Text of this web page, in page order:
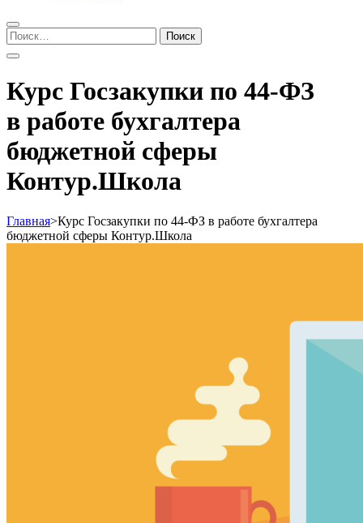
Найти:
Курс Госзакупки по 44‑ФЗ
в работе бухгалтера
бюджетной сферы
Контур.Школа
Главная>Курс Госзакупки по 44‑ФЗ в работе бухгалтера
бюджетной сферы Контур.Школа